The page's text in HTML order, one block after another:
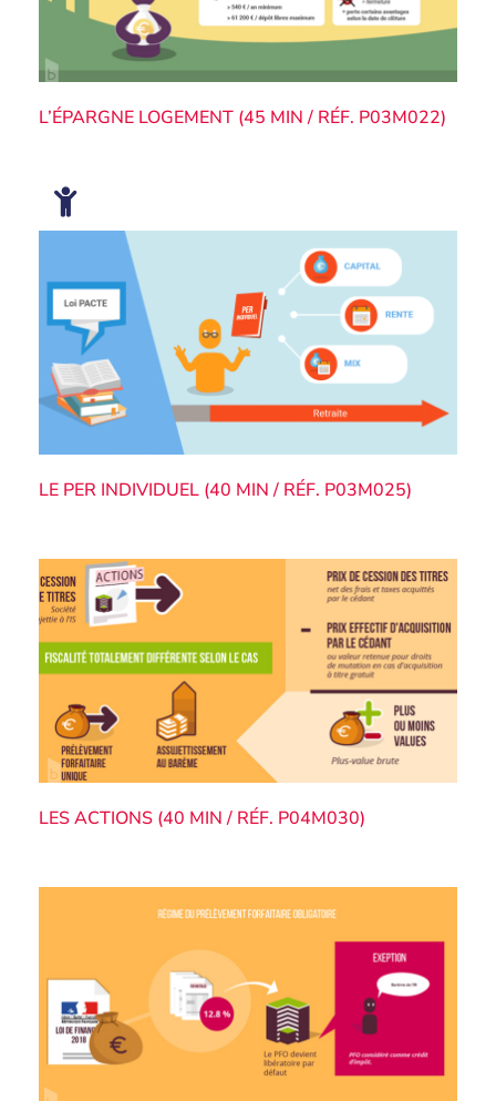
L’ÉPARGNE LOGEMENT (45 MIN / RÉF. P03M022)
LE PER INDIVIDUEL (40 MIN / RÉF. P03M025)
LES ACTIONS (40 MIN / RÉF. P04M030)